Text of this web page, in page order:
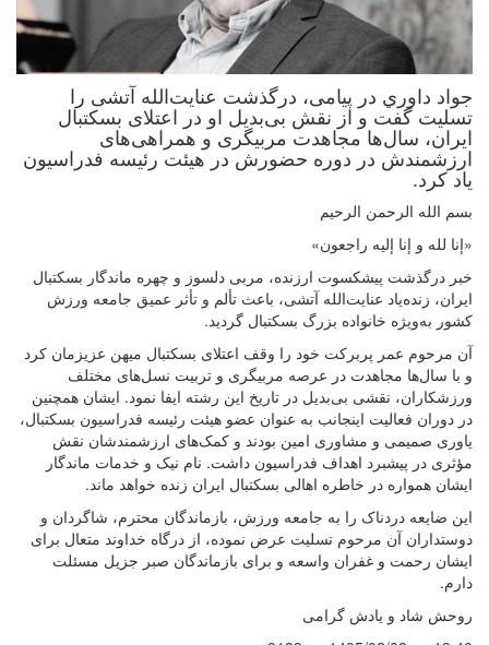
جواد داوري در پیامی، درگذشت عنایت‌الله آتشی را
تسلیت گفت و از نقش بی‌بدیل او در اعتلای بسکتبال
ایران، سال‌ها مجاهدت مربیگری و همراهی‌های
ارزشمندش در دوره حضورش در هیئت رئیسه فدراسیون
یاد کرد.
بسم الله الرحمن الرحیم
«إنا لله و إنا إلیه راجعون»
خبر درگذشت پیشکسوت ارزنده، مربی دلسوز و چهره ماندگار بسکتبال
ایران، زنده‌یاد عنایت‌الله آتشی، باعث تألم و تأثر عمیق جامعه ورزش
کشور به‌ویژه خانواده بزرگ بسکتبال گردید.
آن مرحوم عمر پربرکت خود را وقف اعتلای بسکتبال میهن عزیزمان کرد
و با سال‌ها مجاهدت در عرصه مربیگری و تربیت نسل‌های مختلف
ورزشکاران، نقشی بی‌بدیل در تاریخ این رشته ایفا نمود. ایشان همچنین
در دوران فعالیت اینجانب به عنوان عضو هیئت رئیسه فدراسیون بسکتبال،
یاوری صمیمی و مشاوری امین بودند و کمک‌های ارزشمندشان نقش
مؤثری در پیشبرد اهداف فدراسیون داشت. نام نیک و خدمات ماندگار
ایشان همواره در خاطره اهالی بسکتبال ایران زنده خواهد ماند.
این ضایعه دردناک را به جامعه ورزش، بازماندگان محترم، شاگردان و
دوستداران آن مرحوم تسلیت عرض نموده، از درگاه خداوند متعال برای
ایشان رحمت و غفران واسعه و برای بازماندگان صبر جزیل مسئلت
دارم.
روحش شاد و یادش گرامی